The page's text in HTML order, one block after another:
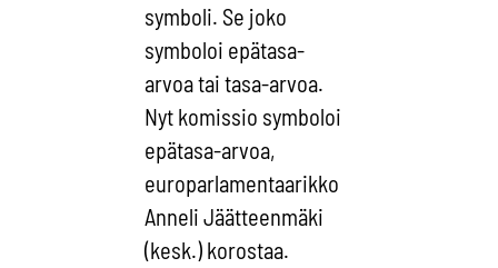
symboli. Se joko
symboloi epätasa-
arvoa tai tasa-arvoa.
Nyt komissio symboloi
epätasa-arvoa,
europarlamentaarikko
Anneli Jäätteenmäki
(kesk.) korostaa.